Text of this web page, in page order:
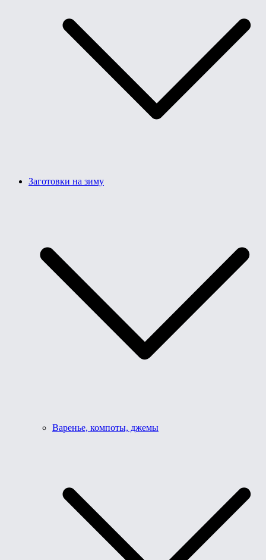
Заготовки на зиму
Варенье, компоты, джемы